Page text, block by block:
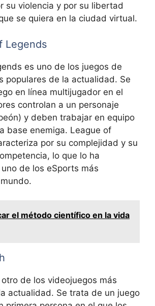
su violencia y por su libertad
se quiera en la ciudad virtual.
Legends
es uno de los juegos de
populares de la actualidad. Se
en línea multijugador en el
controlan a un personaje
y deben trabajar en equipo
base enemiga. League of
por su complejidad y su
lo que lo ha
de los eSports más
el método científico en la vida
de los videojuegos más
actualidad. Se trata de un juego